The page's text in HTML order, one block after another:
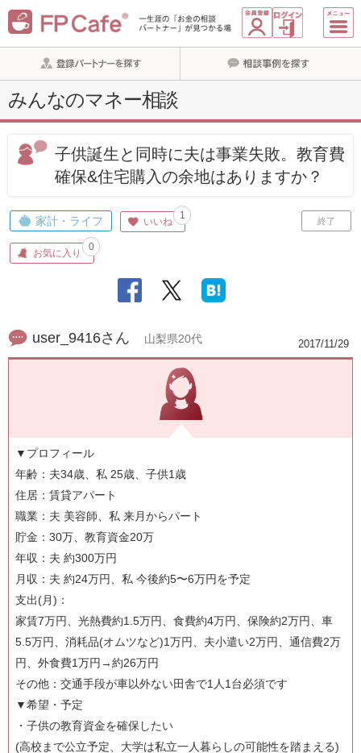
みんなのマネー相談
子供誕生と同時に夫は事業失敗。教育費
確保&住宅購入の余地はありますか？
家計・ライフ いいね
1
お気に入り
0
終了
user_9416さん 山梨県20代 2017/11/29
▼プロフィール
年齢：夫34歳、私 25歳、子供1歳
住居：賃貸アパート
職業：夫 美容師、私 来月からパート
貯金：30万、教育資金20万
年収：夫 約300万円
月収：夫 約24万円、私 今後約5〜6万円を予定
支出(月)：
家賃7万円、光熱費約1.5万円、食費約4万円、保険約2万円、車
5.5万円、消耗品(オムツなど)1万円、夫小遣い2万円、通信費2万
円、外食費1万円→約26万円
その他：交通手段が車以外ない田舎で1人1台必須です
▼希望・予定
・子供の教育資金を確保したい
(高校まで公立予定、大学は私立一人暮らしの可能性を踏まえる)